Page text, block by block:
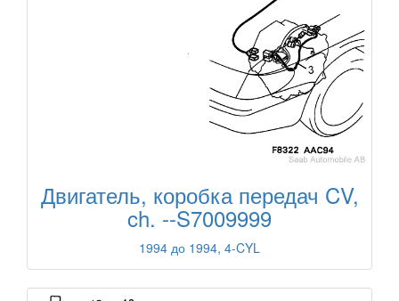
Двигатель, коробка передач CV,
ch. --S7009999
1994 до 1994, 4-CYL